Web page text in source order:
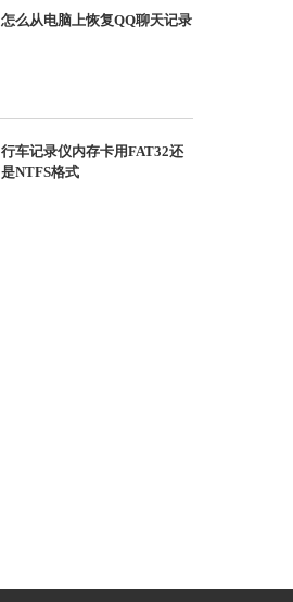
怎么从电脑上恢复QQ聊天记录
行车记录仪内存卡用FAT32还
是NTFS格式